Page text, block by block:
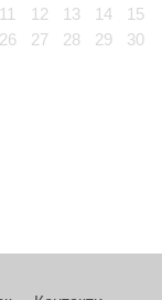
11 12 13 14
15
26 27 28 29
30